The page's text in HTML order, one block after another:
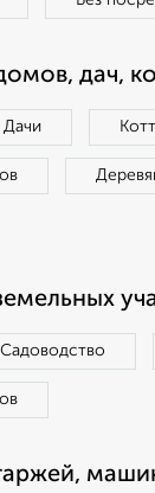
дач,
Дачи
Садоводство